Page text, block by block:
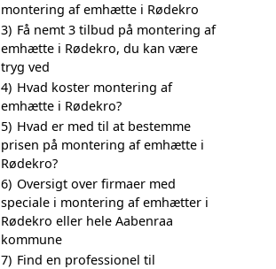
montering af emhætte i Rødekro
3) Få nemt 3 tilbud på montering af
emhætte i Rødekro, du kan være
tryg ved
4) Hvad koster montering af
emhætte i Rødekro?
5) Hvad er med til at bestemme
prisen på montering af emhætte i
Rødekro?
6) Oversigt over firmaer med
speciale i montering af emhætter i
Rødekro eller hele Aabenraa
kommune
7) Find en professionel til